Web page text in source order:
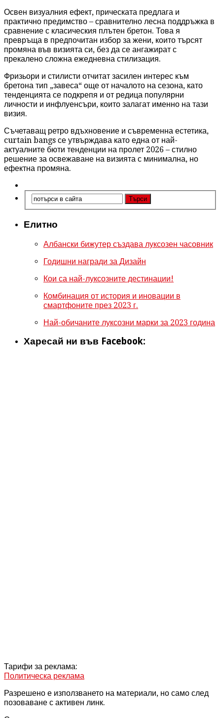
Освен визуалния ефект, прическата предлага и
практично предимство – сравнително лесна поддръжка в
сравнение с класическия плътен бретон. Това я
превръща в предпочитан избор за жени, които търсят
промяна във визията си, без да се ангажират с
прекалено сложна ежедневна стилизация.
Фризьори и стилисти отчитат засилен интерес към
бретона тип „завеса“ още от началото на сезона, като
тенденцията се подкрепя и от редица популярни
личности и инфлуенсъри, които залагат именно на тази
визия.
Съчетаващ ретро вдъхновение и съвременна естетика,
curtain bangs се утвърждава като една от най-
актуалните бюти тенденции на пролет 2026 – стилно
решение за освежаване на визията с минимална, но
ефектна промяна.
Елитно
Албански бижутер създава луксозен часовник
Годишни награди за Дизайн
Кои са най-луксозните дестинации!
Комбинация от история и иновации в
смартфоните през 2023 г.
Най-обичаните луксозни марки за 2023 година
Харесай ни във Facebook:
Тарифи за реклама:
Политическа реклама
Разрешено е използването на материали, но само след
позоваване с активен линк.